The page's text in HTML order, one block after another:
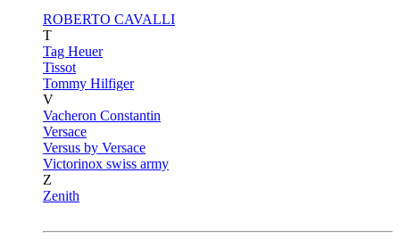
ROBERTO CAVALLI
T
Tag Heuer
Tissot
Tommy Hilfiger
V
Vacheron Constantin
Versace
Versus by Versace
Victorinox swiss army
Z
Zenith